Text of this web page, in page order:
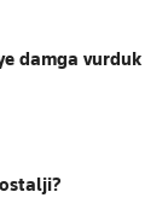
damga vurduk